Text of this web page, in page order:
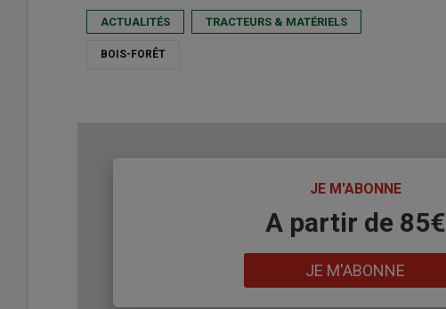
ACTUALITÉS TRACTEURS & MATÉRIELS
BOIS-FORÊT
JE M'ABONNE
A partir de 85€
JE M'ABONNE